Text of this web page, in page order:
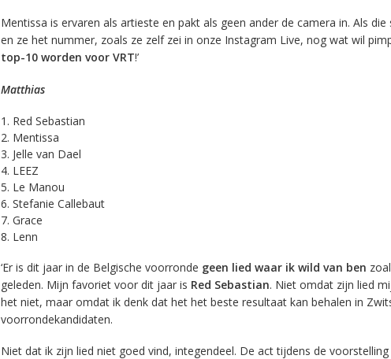
Mentissa is ervaren als artieste en pakt als geen ander de camera in. Als
en ze het nummer, zoals ze zelf zei in onze Instagram Live, nog wat wil
top-10 worden voor VRT!’
Matthias
Red Sebastian
Mentissa
Jelle van Dael
LEEZ
Le Manou
Stefanie Callebaut
Grace
Lenn
‘Er is dit jaar in de Belgische voorronde geen lied waar ik wild van ben
geleden. Mijn favoriet voor dit jaar is Red Sebastian. Niet omdat zijn lied
het niet, maar omdat ik denk dat het het beste resultaat kan behalen in
voorrondekandidaten.
Niet dat ik zijn lied niet goed vind, integendeel. De act tijdens de